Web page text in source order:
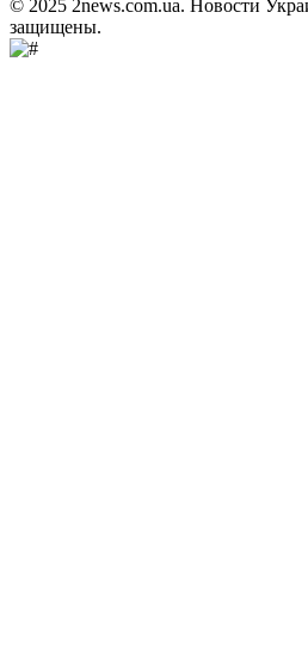
© 2025 2news.com.ua. Новости
защищены.